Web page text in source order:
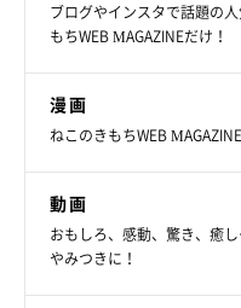
ブログやインスタで話題の
もちWEB MAGAZINEだけ！
漫画
ねこのきもちWEB
動画
おもしろ、感動、驚き、癒
やみつきに！